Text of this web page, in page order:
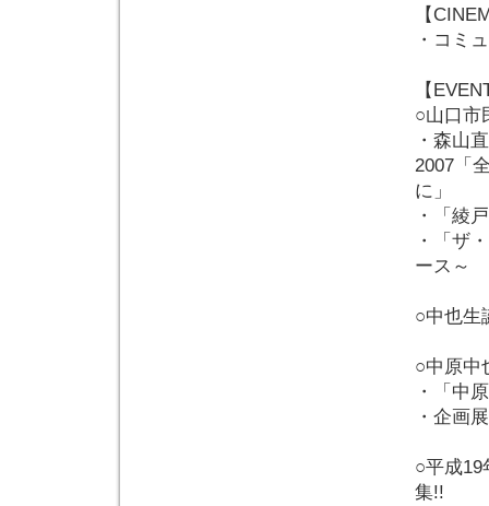
【
・コミ
【
○山口市
・森山
2007「
に」
・「綾
・「ザ
ース～
○中也生
○中原中
・「中
・企画
○平成19
集!!